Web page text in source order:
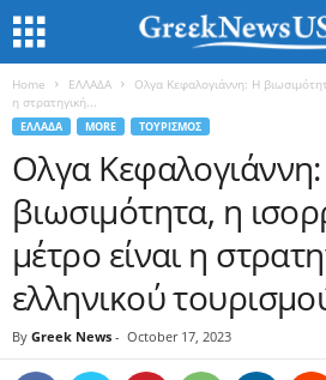
Home ΕΛΛΑΔΑ
Ολγα Κεφαλογιάννη: Η
η στρατηγική...
ΕΛΛΑΔΑ MORE ΤΟΥΡΙΣΜΟΣ
Ολγα
βιωσιμότητα, η
μέτρο είναι η
ελληνικού
By Greek News - October 17, 2023